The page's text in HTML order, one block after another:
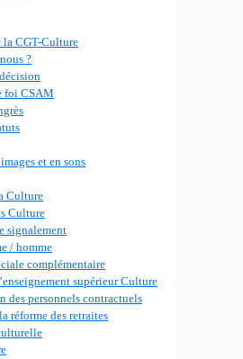
la CGT-Culture
?
foi CSAM
et en sons
Culture
Culture
signalement
/ homme
complémentaire
supérieur Culture
des personnels contractuels
réforme des retraites